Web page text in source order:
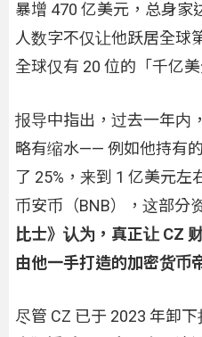
暴增 470 亿美元，总身家
人数字不仅让他跃居全球
全球仅有 20 位的「千亿
报导中指出，过去一年内
略有缩水—— 例如他持有
了 25%，来到 1 亿美元
币安币（BNB），这部分
比士》认为，真正让 CZ
由他一手打造的加密货币
尽管 CZ 已于 2023 年卸